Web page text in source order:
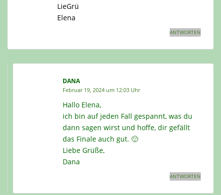
LieGrü
Elena
ANTWORTEN
DANA
Februar 19, 2024 um 12:03 Uhr
Hallo Elena,
ich bin auf jeden Fall gespannt, was du
dann sagen wirst und hoffe, dir gefällt
das Finale auch gut. 🙂
Liebe Grüße,
Dana
ANTWORTEN